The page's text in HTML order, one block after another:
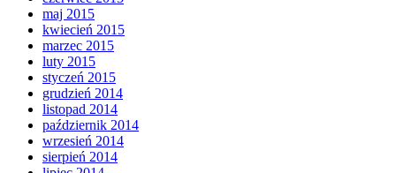
maj 2015
kwiecień 2015
marzec 2015
luty 2015
styczeń 2015
grudzień 2014
listopad 2014
październik 2014
wrzesień 2014
sierpień 2014